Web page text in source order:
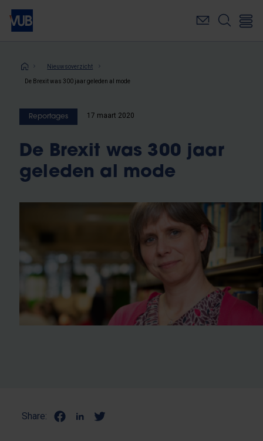
Overslaan
naar
inhoudKruimelpad
Nieuwsoverzicht
De Brexit was 300 jaar geleden al mode
Reportages 17 maart 2020
De Brexit was 300 jaar
geleden al mode
Share: